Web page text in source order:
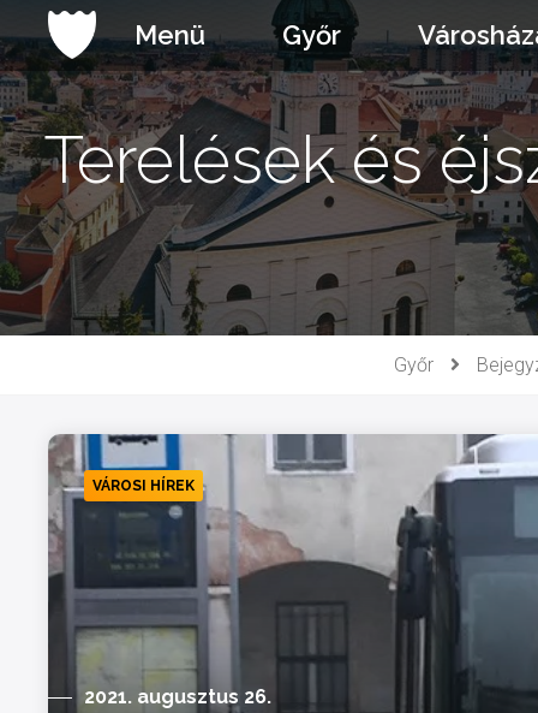
a
tartalomhoz
Menü Győr
Terelések és
Győr
VÁROSI HÍREK
2021. augusztus 26.